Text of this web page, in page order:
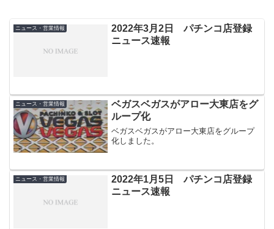
ニュース・営業情報
2022年3月2日 パチンコ店登録
ニュース速報
ニュース・営業情報
ベガスベガスがアロー大東店をグ
ループ化
ベガスベガスがアロー大東店をグループ
化しました。
ニュース・営業情報
2022年1月5日 パチンコ店登録
ニュース速報